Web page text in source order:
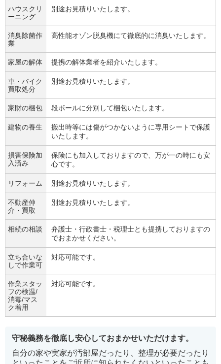
ハウスクリ
ーニング
別途お見積りいたします。
消臭除菌作
業
高性能オゾン脱臭機にて徹底的に消臭いたします。
家屋の解体 提携の解体業者を紹介いたします。
車・バイク
買取処分
別途お見積りいたします。
家財の梱包 段ボールに分別して梱包いたします。
建物の養生
搬出時等には傷がつかないように専用シートで保護
いたします。
損害保険加
入済み
保険にも加入しておりますので、万が一の時にも安
心です。
リフォーム 別途お見積りいたします。
不動産仲
介・買取
別途お見積りいたします。
相続の相談
弁護士・行政書士・税理士とも提携しておりますの
でおまかせください。
立ち合いな
しで作業可
対応可能です。
作業スタッ
フの検温/
消毒/マス
ク着用
対応可能です。
守秘義務を徹底し安心しておまかせいただけます。
自分の家や実家が汚部屋だったり、整理が必要だったり